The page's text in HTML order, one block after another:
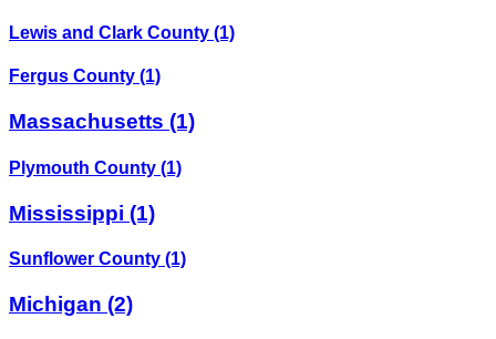
Lewis and Clark County (1)
Fergus County (1)
Massachusetts (1)
Plymouth County (1)
Mississippi (1)
Sunflower County (1)
Michigan (2)